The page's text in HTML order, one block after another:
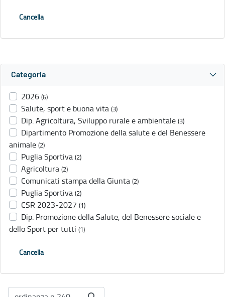
Cancella
Categoria
2026 (6)
Salute, sport e buona vita (3)
Dip. Agricoltura, Sviluppo rurale e ambientale (3)
Dipartimento Promozione della salute e del Benessere
animale (2)
Puglia Sportiva (2)
Agricoltura (2)
Comunicati stampa della Giunta (2)
Puglia Sportiva (2)
CSR 2023-2027 (1)
Dip. Promozione della Salute, del Benessere sociale e
dello Sport per tutti (1)
Cancella